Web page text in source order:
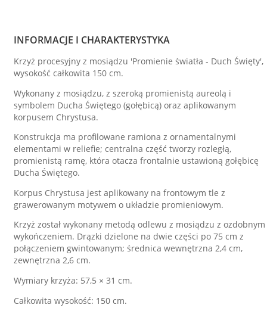
INFORMACJE I CHARAKTERYSTYKA
Krzyż procesyjny z mosiądzu 'Promienie światła - Duch Święty',
wysokość całkowita 150 cm.
Wykonany z mosiądzu, z szeroką promienistą aureolą i
symbolem Ducha Świętego (gołębicą) oraz aplikowanym
korpusem Chrystusa.
Konstrukcja ma profilowane ramiona z ornamentalnymi
elementami w reliefie; centralna część tworzy rozległą,
promienistą ramę, która otacza frontalnie ustawioną gołębicę
Ducha Świętego.
Korpus Chrystusa jest aplikowany na frontowym tle z
grawerowanym motywem o układzie promieniowym.
Krzyż został wykonany metodą odlewu z mosiądzu z ozdobnym
wykończeniem. Drązki dzielone na dwie części po 75 cm z
połączeniem gwintowanym; średnica wewnętrzna 2,4 cm,
zewnętrzna 2,6 cm.
Wymiary krzyża: 57,5 × 31 cm.
Całkowita wysokość: 150 cm.